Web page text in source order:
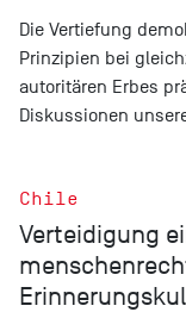
Die Vertiefung
Prinzipien bei
autoritären Erbes
Diskussionen
Chile
Verteidigung